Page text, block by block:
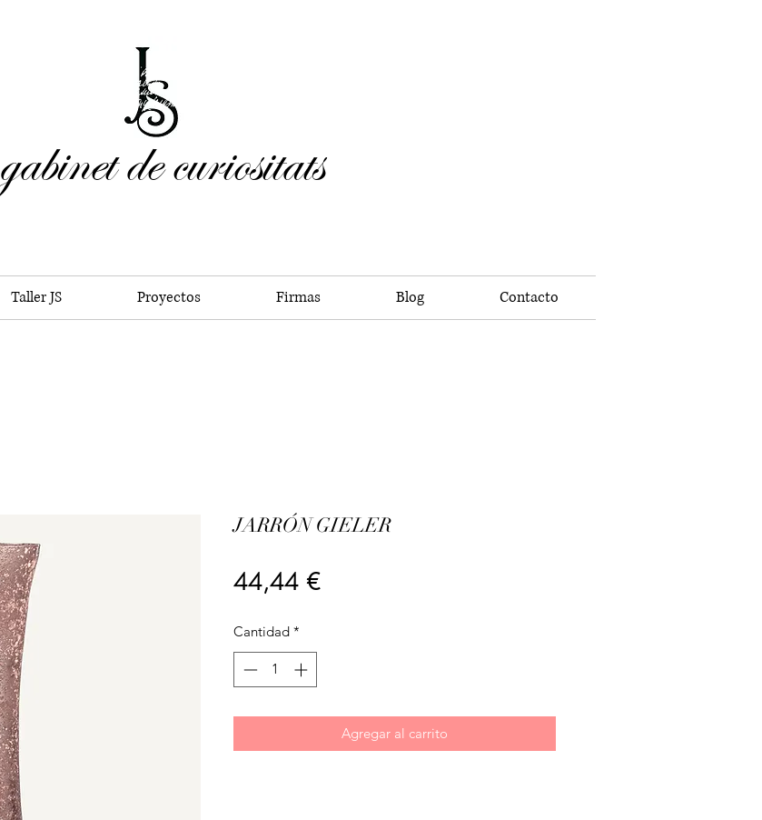
gabinet de curiositats
Taller JS Proyectos Firmas Blog Contacto
JARRÓN GIELER
44,44 €Precio
Cantidad *
Agregar al carrito